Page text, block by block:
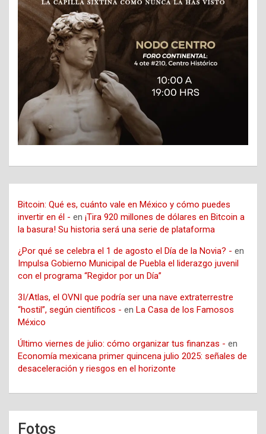
Bitcoin: Qué es, cuánto vale en México y cómo puedes
invertir en él - en ¡Tira 920 millones de dólares en Bitcoin a
la basura! Su historia será una serie de plataforma
¿Por qué se celebra el 1 de agosto el Día de la Novia? - en
Impulsa Gobierno Municipal de Puebla el liderazgo juvenil
con el programa “Regidor por un Día”
3I/Atlas, el OVNI que podría ser una nave extraterrestre
“hostil”, según científicos - en La Casa de los Famosos
México
Último viernes de julio: cómo organizar tus finanzas - en
Economía mexicana primer quincena julio 2025: señales de
desaceleración y riesgos en el horizonte
Fotos